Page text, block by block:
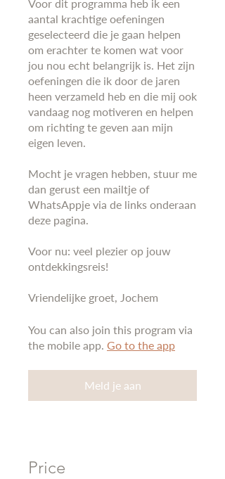
Voor dit programma heb ik een
aantal krachtige oefeningen
geselecteerd die je gaan helpen
om erachter te komen wat voor
jou nou echt belangrijk is. Het zijn
oefeningen die ik door de jaren
heen verzameld heb en die mij ook
vandaag nog motiveren en helpen
om richting te geven aan mijn
eigen leven.
Mocht je vragen hebben, stuur me
dan gerust een mailtje of
WhatsAppje via de links onderaan
deze pagina.
Voor nu: veel plezier op jouw
ontdekkingsreis!
Vriendelijke groet, Jochem
You can also join this program via
the mobile app. Go to the app
Meld je aan
Price